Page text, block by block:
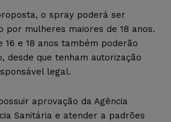
o spray poderá ser
por mulheres maiores de 18 anos.
16 e 18 anos também poderão
desde que tenham autorização
legal.
aprovação da Agência
Sanitária e atender a padrões